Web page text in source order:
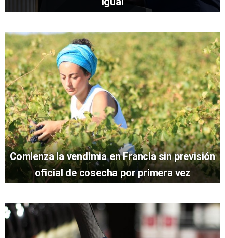
Comienza la vendimia en Francia sin previsión
oficial de cosecha por primera vez